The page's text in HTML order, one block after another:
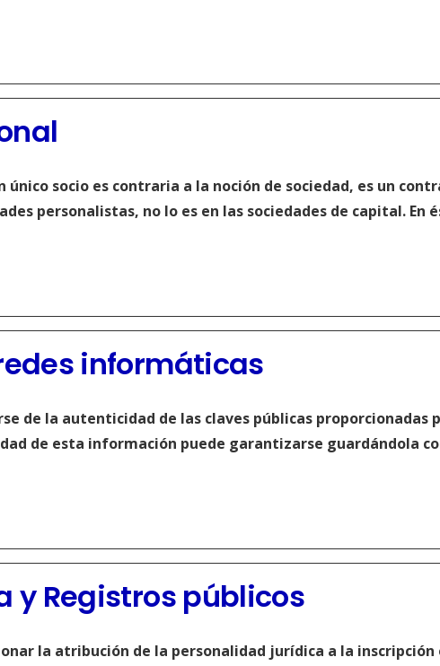
socio es contraria a la noción de sociedad, es un
personalistas, no lo es en las sociedades de capital. En
informáticas
de la autenticidad de las claves públicas proporcionadas
de esta información puede garantizarse guardándola
y Registros públicos
la atribución de la personalidad jurídica a la